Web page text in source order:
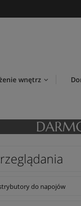
wnętrz
do napojów